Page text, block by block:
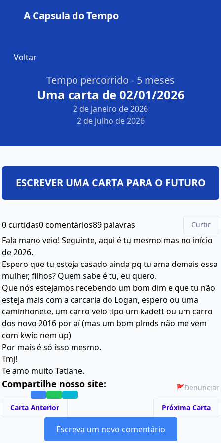
A Capsula do Tempo
Voltar
Tempo percorrido - 5 meses
Uma carta de 02/01/2026
2 de janeiro de 2026
2 de julho de 2026
0 curtidas0 comentários89 palavras Curtir
Fala mano veio! Seguinte, aqui é tu mesmo mas no início
de 2026.
Espero que tu esteja casado ainda pq tu ama demais essa
mulher, filhos? Quem sabe é tu, eu quero.
Que nós estejamos recebendo um bom dim e que tu não
esteja mais com a carcaria do Logan, espero ou uma
caminhonete, um carro veio tipo um kadett ou um carro
dos novo 2016 por aí (mas um bom plmds não me vem
com kwid nem up)
Por mais é só isso mesmo.
Tmj!
Te amo muito Tatiane.
Compartilhe nosso site: 🚩Denunciar
Carta Anterior Próxima Carta
Escreva um novo comentário
ESCREVER UMA CARTA PARA O FUTURO